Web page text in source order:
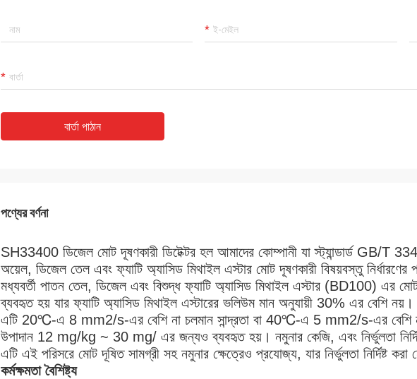
বার্তা পাঠান
পণ্যের বর্ণনা
SH33400 ডিজেল মোট দূষণকারী ডিটেক্টর হল আমাদের কোম্পানী যা স্ট্যান্ডার্ড GB/T
অয়েল, ডিজেল তেল এবং ফ্যাটি অ্যাসিড মিথাইল এস্টার মোট দূষণকারী বিষয়বস্তু নির্ধারণের
মধ্যবর্তী পাতন তেল, ডিজেল এবং বিশুদ্ধ ফ্যাটি অ্যাসিড মিথাইল এস্টার (BD100) এর মোট
ব্যবহৃত হয় যার ফ্যাটি অ্যাসিড মিথাইল এস্টারের ভলিউম মান অনুযায়ী 30% এর বেশি নয়।
এটি 20℃-এ 8 mm2/s-এর বেশি না চলমান সান্দ্রতা বা 40℃-এ 5 mm2/s-এর বেশি না
উপাদান 12 mg/kg ~ 30 mg/ এর জন্যও ব্যবহৃত হয়। নমুনার কেজি, এবং নির্ভুলতা
এটি এই পরিসরে মোট দূষিত সামগ্রী সহ নমুনার ক্ষেত্রেও প্রযোজ্য, যার নির্ভুলতা নির্দিষ্ট করা
কর্মক্ষমতা বৈশিষ্ট্য